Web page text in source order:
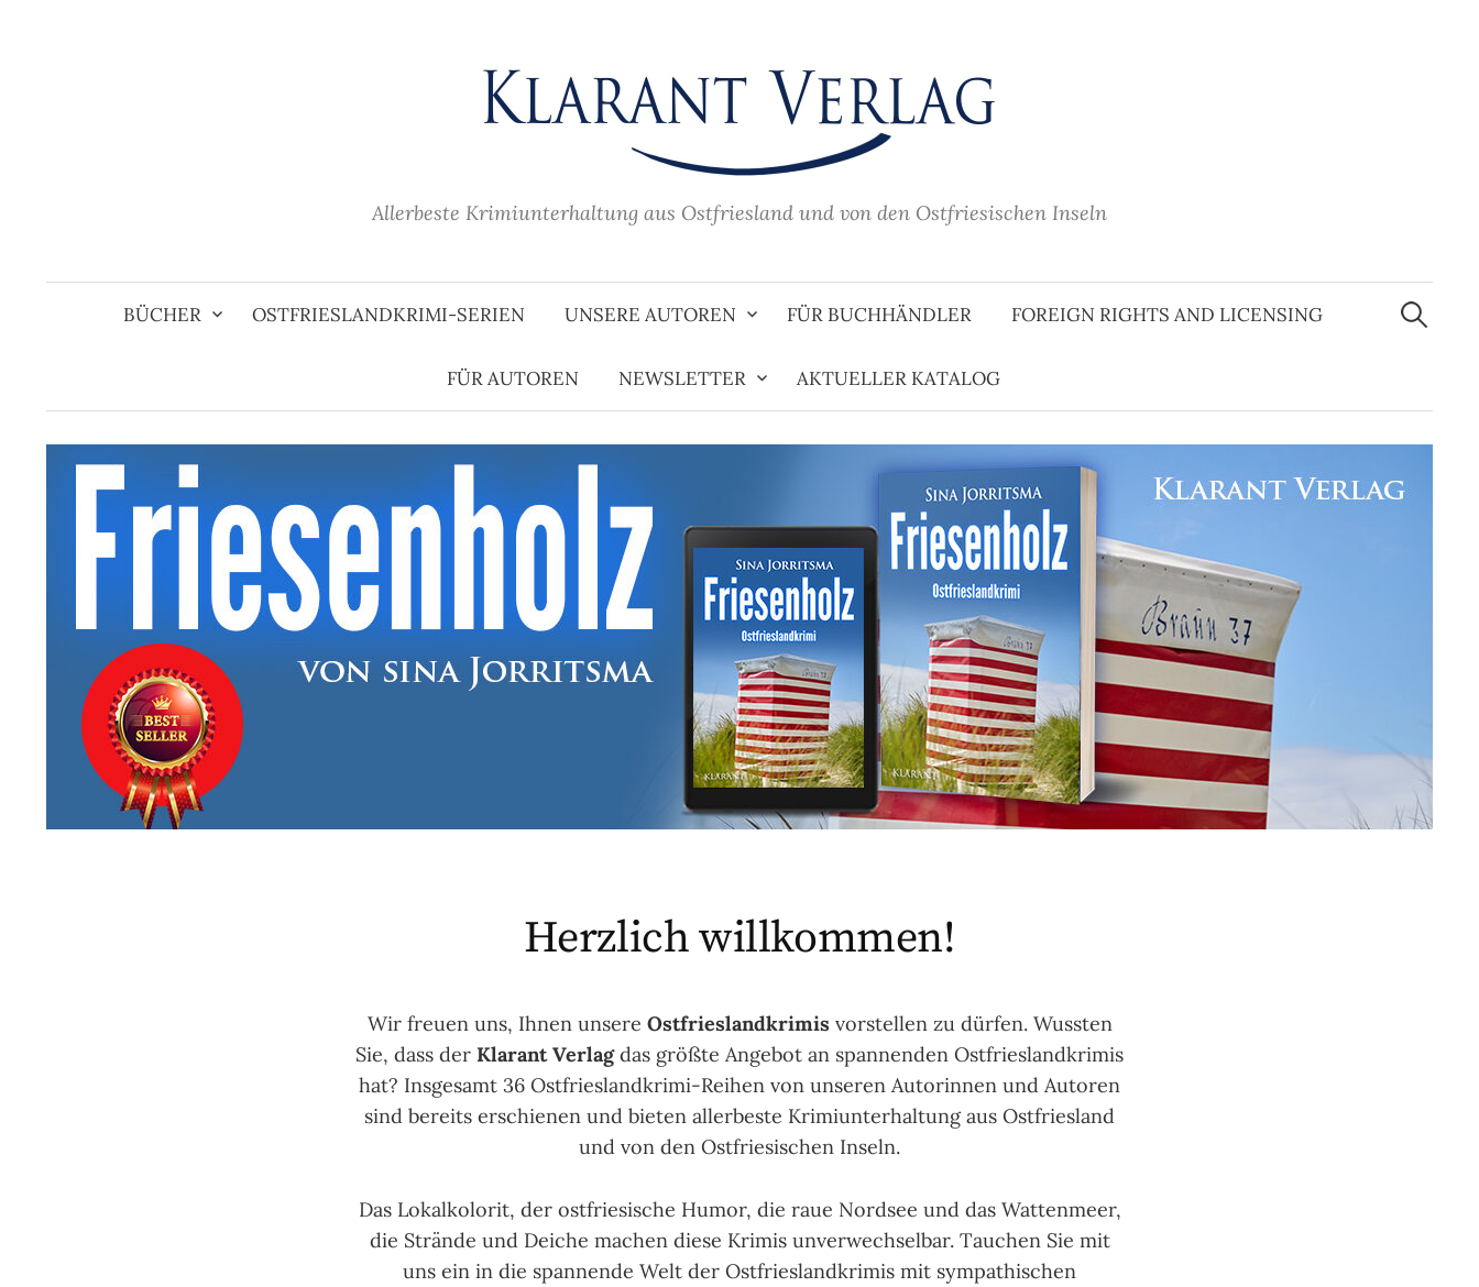
Allerbeste Krimiunterhaltung aus Ostfriesland und von den Ostfriesischen Inseln
BÜCHER OSTFRIESLANDKRIMI-SERIEN UNSERE AUTOREN FÜR BUCHHÄNDLER FOREIGN RIGHTS AND LICENSING
FÜR AUTOREN NEWSLETTER AKTUELLER KATALOG
Suche
nach:
Herzlich willkommen!
Wir freuen uns, Ihnen unsere Ostfrieslandkrimisvorstellen zu dürfen. Wussten
Sie, dass der Klarant Verlagdas größte Angebot an spannenden Ostfrieslandkrimis
hat? Insgesamt 36 Ostfrieslandkrimi-Reihen von unseren Autorinnen und Auto­ren
sind bereits erschienen und bieten allerbeste Krimiunterhaltung aus Ostfriesland
und von den Ostfriesischen Inseln.
Das Lokalkolo­rit, der ostfriesische Humor, die raue Nordsee und das Wattenmeer,
die Strände und Deiche machen diese Krimis unverwechselbar. Tau­chen Sie mit
uns ein in die spannende Welt der Ostfrieslandkrimis mit sympathischen